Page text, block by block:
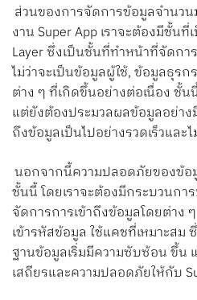
ส่วนของการจัดการข้อมูลจำนว
งาน Super App เราจะต้องมีชั้นที่
Layer ซึ่งเป็นชั้นที่ทำหน้าที่จัดกา
ไม่ว่าจะเป็นข้อมูลผู้ใช้, ข้อมูลธุร
ต่าง ๆ ที่เกิดขึ้นอย่างต่อเนื่อง ชั้น
แต่ยังต้องประมวลผลข้อมูลอย่าง
ถึงข้อมูลเป็นไปอย่างรวดเร็วและ
นอกจากนี้ความปลอดภัยของข้อ
ชั้นนี้ โดยเราจะต้องมีกระบวนก
จัดการการเข้าถึงข้อมูลโดยต่าง
เข้ารหัสข้อมูล ใช้แคชที่เหมาะสม
ฐานข้อมูลเริ่มมีความซับซ้อน ขึ้น
เสถียรและความปลอดภัยให้กับ